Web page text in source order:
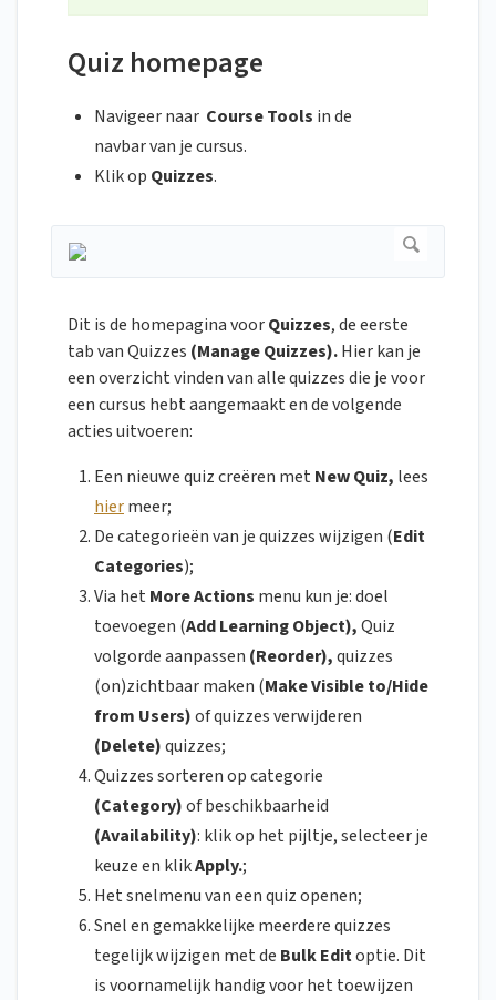
Quiz homepage
Navigeer naar Course Tools in de
navbarvan je cursus.
Klik op Quizzes.
Dit is de homepagina voorQuizzes, de eerste
tab van Quizzes (Manage Quizzes).Hier kan je
een overzicht vinden van alle quizzes die je voor
een cursus hebt aangemaakt en de volgende
acties uitvoeren:
Een nieuwe quiz creëren met New Quiz, lees
hiermeer;
De categorieën van je quizzes wijzigen (Edit
Categories);
Via het More Actions menu kun je: doel
toevoegen (Add Learning Object),Quiz
volgorde aanpassen (Reorder),quizzes
(on)zichtbaar maken (Make Visible to/Hide
from Users)of quizzes verwijderen
(Delete)quizzes;
Quizzes sorteren op categorie
(Category)of beschikbaarheid
(Availability): klik op het pijltje, selecteer je
keuze en klikApply.;
Het snelmenu van een quiz openen;
Snel en gemakkelijke meerdere quizzes
tegelijk wijzigen met de Bulk Editoptie. Dit
is voornamelijk handig voor het toewijzen